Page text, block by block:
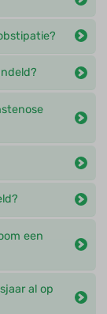
een
al op